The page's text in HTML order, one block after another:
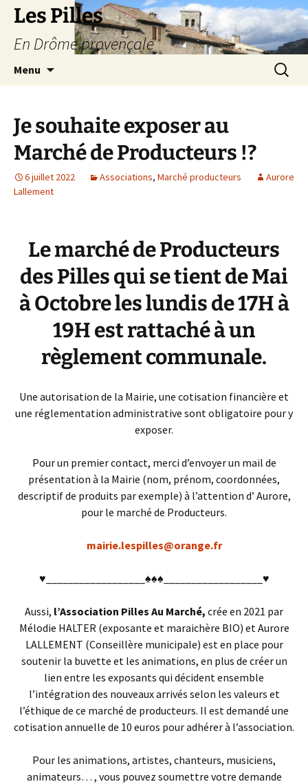
Les Pilles
En Drôme provençale
Menu
Je souhaite exposer au
Marché de Producteurs !?
6 juillet 2022 Associations, Marché producteurs
Aurore
Lallement
Le marché de Producteurs
des Pilles qui se tient de Mai
à Octobre les lundis de 17H à
19H est rattaché à un
règlement communale.
Une autorisation de la Mairie, une cotisation financière et
une réglementation administrative sont obligatoire pour y
exposer.
Pour un premier contact, merci d’envoyer un mail de
présentation à la Mairie (nom, prénom, coordonnées,
descriptif de produits par exemple) à l’attention d’ Aurore,
pour le marché de Producteurs.
mairie.lespilles@orange.fr
♥__________________♠♠♠__________________♥
Aussi, l’Association Pilles Au Marché, crée en 2021 par
Mélodie HALTER (exposante et maraichère BIO) et Aurore
LALLEMENT (Conseillère municipale) est en place pour
soutenir la buvette et les animations, en plus de créer un
lien entre les exposants qui décident ensemble
l’intégration des nouveaux arrivés selon les valeurs et
l’éthique de ce marché de producteurs. Il est demandé une
cotisation annuelle de 10 euros pour adhérer à l’association.
Pour les animations, artistes, chanteurs, musiciens,
animateurs… , vous pouvez soumettre votre demande